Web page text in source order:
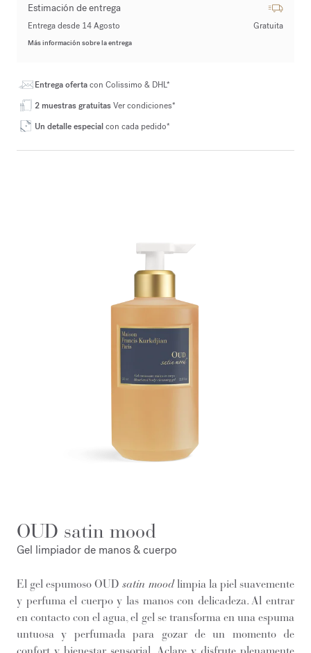
Estimación de entrega
Entrega desde 14 Agosto Gratuita
Más información sobre la entrega
Entrega ofertacon Colissimo & DHL*
2 muestras gratuitasVer condiciones*
Un detalle especialcon cada pedido*
OUD satin mood
Gel limpiador de manos & cuerpo
El gel espumoso OUD satin moodlimpia la piel suavemente
y perfuma el cuerpo y las manos con delicadeza. Al entrar
en contacto con el agua, el gel se transforma en una espuma
untuosa y perfumada para gozar de un momento de
confort y bienestar sensorial. Aclare y disfrute plenamente